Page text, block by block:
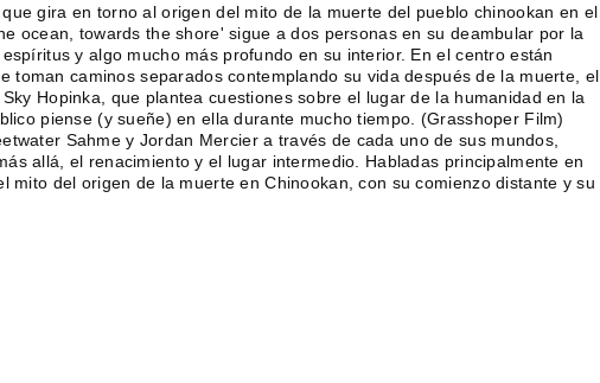
gira en torno al origen del mito de la muerte del pueblo chinookan en el
ocean, towards the shore' sigue a dos personas en su deambular por la
y algo mucho más profundo en su interior. En el centro están
toman caminos separados contemplando su vida después de la muerte, el
Hopinka, que plantea cuestiones sobre el lugar de la humanidad en la
piense (y sueñe) en ella durante mucho tiempo. (Grasshoper Film)
Sahme y Jordan Mercier a través de cada uno de sus mundos,
allá, el renacimiento y el lugar intermedio. Habladas principalmente en
mito del origen de la muerte en Chinookan, con su comienzo distante y su